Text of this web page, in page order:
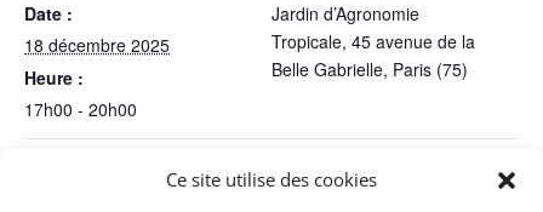
Ce site utilise des cookies
Date :
18 décembre 2025
Heure :
17h00 - 20h00
Jardin d’Agronomie
Tropicale, 45 avenue de la
Belle Gabrielle, Paris (75)
ICI MIEUX QU’EN FACE, ROAD TRIP V2, spectacle écrit avec